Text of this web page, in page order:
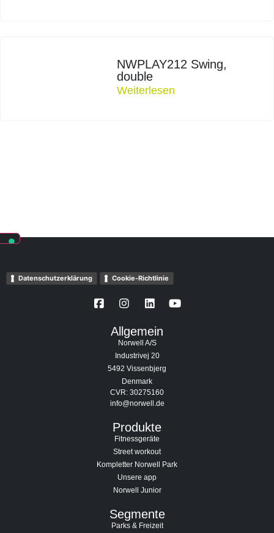
NWPLAY212 Swing,
double
Weiterlesen
Datenschutzerklärung Cookie-Richtlinie
Allgemein
Norwell A/S
Industrivej 20
5492 Vissenbjerg
Denmark
CVR: 30275160
info@norwell.de
Produkte
Fitnessgeräte
Street workout
Kompletter Norwell Park
Unsere app
Norwell Junior
Segmente
Parks & Freizeit